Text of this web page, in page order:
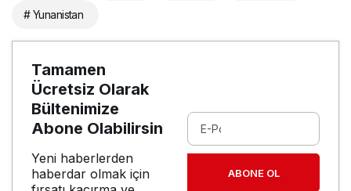
# Yunanistan
Tamamen
Ücretsiz Olarak
Bültenimize
Abone Olabilirsin
Yeni haberlerden
haberdar olmak için
ABONE OL